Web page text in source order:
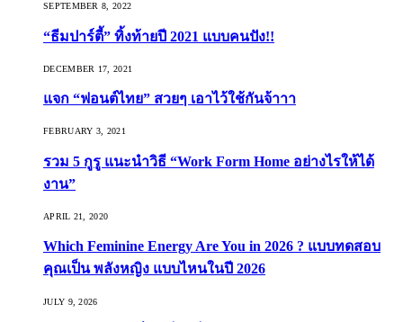
SEPTEMBER 8, 2022
“ธีมปาร์ตี้” ทิ้งท้ายปี 2021 แบบคนปัง!!
DECEMBER 17, 2021
แจก “ฟอนต์ไทย” สวยๆ เอาไว้ใช้กันจ้าาา
FEBRUARY 3, 2021
รวม 5 กูรู แนะนำวิธี “Work Form Home อย่างไรให้ได้
งาน”
APRIL 21, 2020
Which Feminine Energy Are You in 2026 ? แบบทดสอบ
คุณเป็น พลังหญิง แบบไหนในปี 2026
JULY 9, 2026